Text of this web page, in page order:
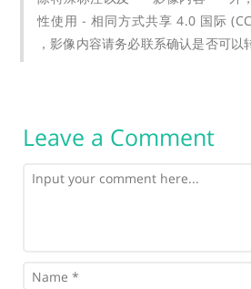
性使用 - 相同方式共享 4.0 国际
，影像内容请务必联系确认是否可以
Leave a Comment